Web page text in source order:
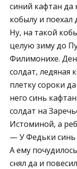
синий кафтан да
кобылу и поехал
Ну, на такой
целую зиму до
Филимонихе.
солдат, ледяная
плетку сороки
него синь
солдат на
Истоминой, а
— У Федьки синь
А ему
снял да и